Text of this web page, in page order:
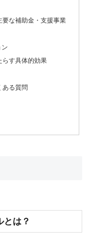
要な補助金・支援事業
らす具体的効果
ある質問
とは？